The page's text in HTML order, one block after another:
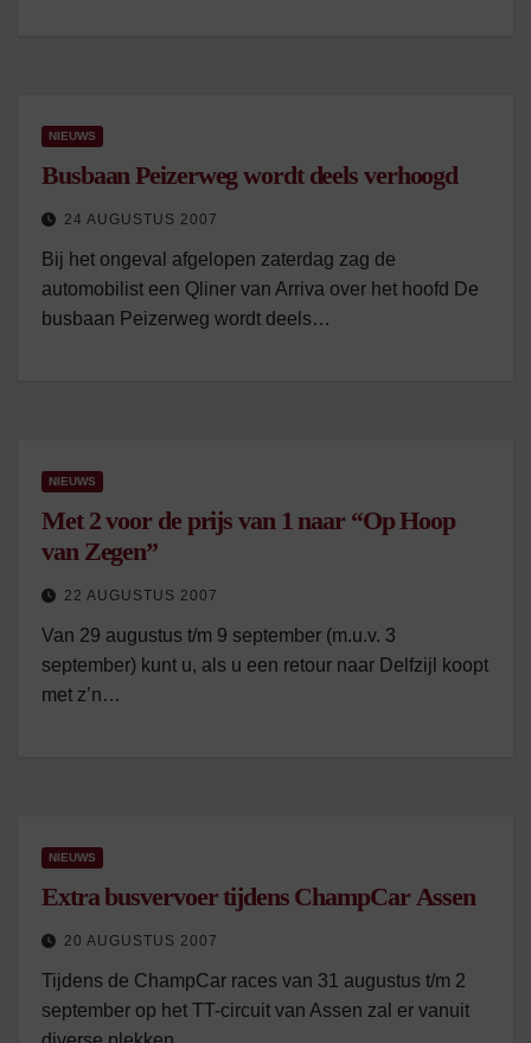
NIEUWS
Busbaan Peizerweg wordt deels verhoogd
24 AUGUSTUS 2007
Bij het ongeval afgelopen zaterdag zag de
automobilist een Qliner van Arriva over het hoofd De
busbaan Peizerweg wordt deels…
NIEUWS
Met 2 voor de prijs van 1 naar “Op Hoop
van Zegen”
22 AUGUSTUS 2007
Van 29 augustus t/m 9 september (m.u.v. 3
september) kunt u, als u een retour naar Delfzijl koopt
met z’n…
NIEUWS
Extra busvervoer tijdens ChampCar Assen
20 AUGUSTUS 2007
Tijdens de ChampCar races van 31 augustus t/m 2
september op het TT-circuit van Assen zal er vanuit